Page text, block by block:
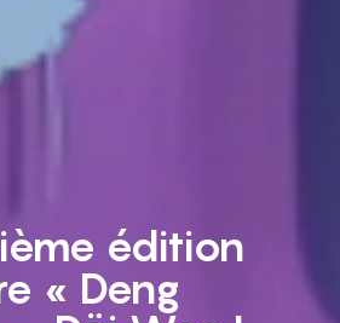
édition
« Deng